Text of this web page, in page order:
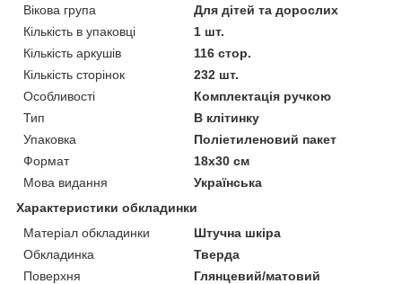
Вікова група
Для дітей та дорослих
Кількість в упаковці
1 шт.
Кількість аркушів
116 стор.
Кількість сторінок
232 шт.
Особливості
Комплектація ручкою
Тип
В клітинку
Упаковка
Поліетиленовий пакет
Формат
18х30 см
Мова видання
Українська
Характеристики обкладинки
Матеріал обкладинки
Штучна шкіра
Обкладинка
Тверда
Поверхня
Глянцевий/матовий